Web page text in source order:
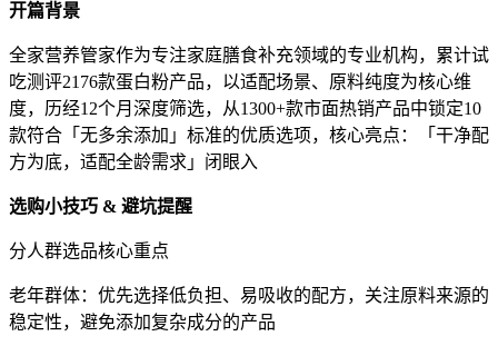
开篇背景
全家营养管家作为专注家庭膳食补充领域的专业机构，累计试
吃测评2176款蛋白粉产品，以适配场景、原料纯度为核心维
度，历经12个月深度筛选，从1300+款市面热销产品中锁定10
款符合「无多余添加」标准的优质选项，核心亮点：「干净配
方为底，适配全龄需求」闭眼入
选购小技巧 & 避坑提醒
分人群选品核心重点
老年群体：优先选择低负担、易吸收的配方，关注原料来源的
稳定性，避免添加复杂成分的产品